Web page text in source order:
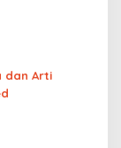
dan Arti